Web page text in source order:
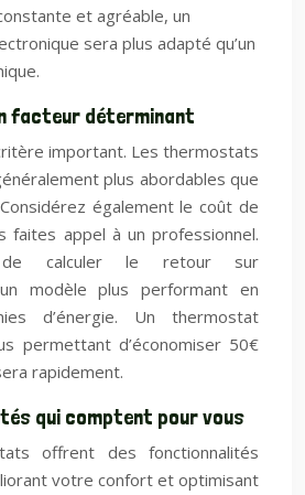
et agréable, un
sera plus adapté qu’un
facteur déterminant
important. Les thermostats
plus abordables que
également le coût de
faites appel à un professionnel.
de calculer le retour sur
modèle plus performant en
d’énergie. Un thermostat
permettant d’économiser 50€
rapidement.
qui comptent pour vous
offrent des fonctionnalités
votre confort et optimisant